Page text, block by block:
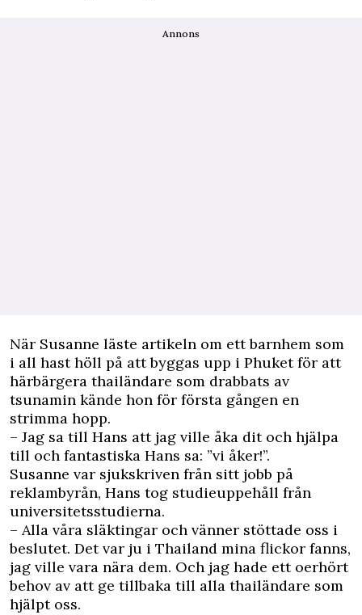
Annons
När Susanne läste artikeln om ett barnhem som
i all hast höll på att byggas upp i Phuket för att
härbärgera thailändare som drabbats av
tsunamin kände hon för första gången en
strimma hopp.
– Jag sa till Hans att jag ville åka dit och hjälpa
till och fantastiska Hans sa: ”vi åker!”.
Susanne var sjukskriven från sitt jobb på
reklambyrån, Hans tog studieuppehåll från
universitetsstudierna.
– Alla våra släktingar och vänner stöttade oss i
beslutet. Det var ju i Thailand mina flickor fanns,
jag ville vara nära dem. Och jag hade ett oerhört
behov av att ge tillbaka till alla thailändare som
hjälpt oss.